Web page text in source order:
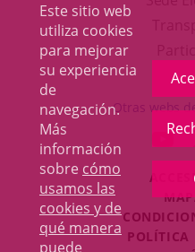
Este sitio web
utiliza cookies
para mejorar
su experiencia
de
navegación.
Más
información
sobre cómo
usamos las
cookies y de
qué manera
puede
Otras webs
A
POLÍTICA